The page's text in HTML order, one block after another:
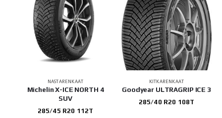
NASTARENKAAT
Michelin X-ICE NORTH 4
SUV
285/45 R20 112T
KITKARENKAAT
Goodyear ULTRAGRIP ICE 3
285/40 R20 108T